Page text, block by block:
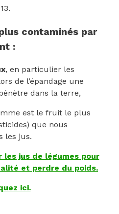
contaminés par
:
, en particulier les
de l’épandage une
dans la terre,
est le fruit le plus
que nous
les jus.
les jus de légumes pour
et perdre du poids.
ici.